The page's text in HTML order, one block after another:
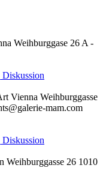
Weihburggase 26 A -
Vienna Weihburggasse
mam.com
Weihburggasse 26 1010